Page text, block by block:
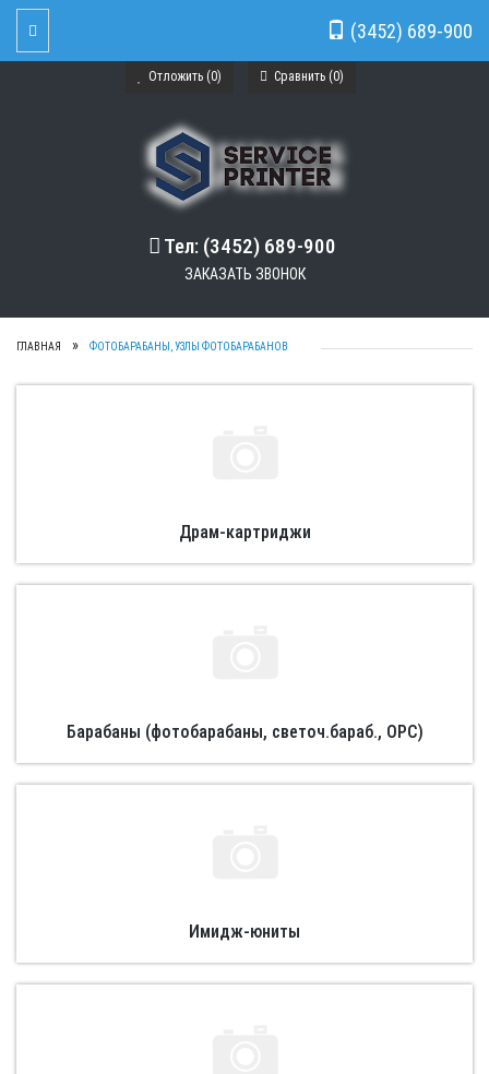
Отложить (0) Сравнить (0)
Тел: (3452) 689-900
ЗАКАЗАТЬ ЗВОНОК
(3452) 689-900
Toggle Navigation
ГЛАВНАЯ ФОТОБАРАБАНЫ, УЗЛЫ ФОТОБАРАБАНОВ
Драм-картриджи
Барабаны (фотобарабаны, светоч.бараб., OPC)
Имидж-юниты